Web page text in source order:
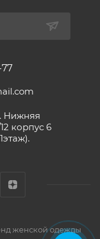
Нижняя
корпус 6
женской одежды